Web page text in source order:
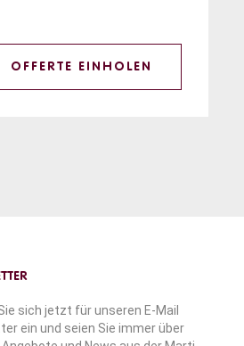
OFFERTE EINHOLEN
sich jetzt für unseren E-Mail
ein und seien Sie immer über